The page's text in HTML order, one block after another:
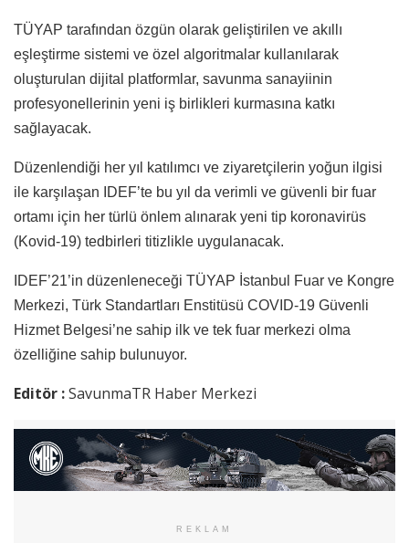
TÜYAP tarafından özgün olarak geliştirilen ve akıllı
eşleştirme sistemi ve özel algoritmalar kullanılarak
oluşturulan dijital platformlar, savunma sanayiinin
profesyonellerinin yeni iş birlikleri kurmasına katkı
sağlayacak.
Düzenlendiği her yıl katılımcı ve ziyaretçilerin yoğun ilgisi
ile karşılaşan IDEF’te bu yıl da verimli ve güvenli bir fuar
ortamı için her türlü önlem alınarak yeni tip koronavirüs
(Kovid-19) tedbirleri titizlikle uygulanacak.
IDEF’21’in düzenleneceği TÜYAP İstanbul Fuar ve Kongre
Merkezi, Türk Standartları Enstitüsü COVID-19 Güvenli
Hizmet Belgesi’ne sahip ilk ve tek fuar merkezi olma
özelliğine sahip bulunuyor.
Editör :SavunmaTR Haber Merkezi
REKLAM